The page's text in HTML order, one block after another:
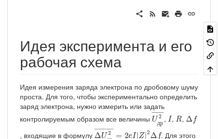
Идея эксперимента и его
рабочая схема
Идея измерения заряда электрона по дробовому шуму
проста. Для того, чтобы экспериментально определить
заряд электрона, нужно измерить или задать
контролируемым образом все величины
¯¯¯¯¯¯¯¯
U 2
др
Uдр
,II,R
R, Δ f
Δ f
, входящие в формулу
¯¯¯¯¯¯¯¯¯¯¯¯
ΔU 2 = 2eI| Z| 2Δ f
ΔUдр 2 Δf
. Для этого